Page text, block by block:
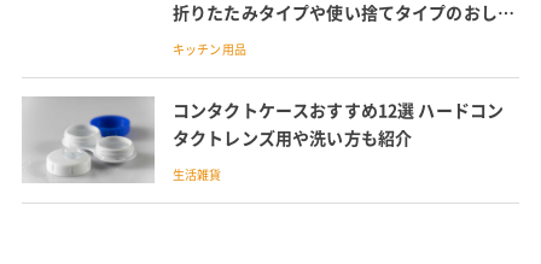
折りたたみタイプや使い捨てタイプのおしゃ
れなサンドイッチボックスも
キッチン用品
コンタクトケースおすすめ12選 ハードコン
タクトレンズ用や洗い方も紹介
生活雑貨